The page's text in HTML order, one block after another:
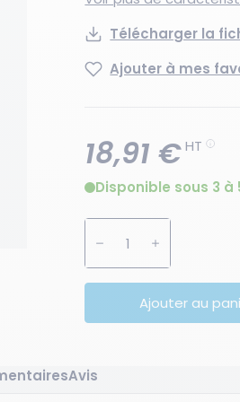
Télécharger la
Ajouter à mes
18,91 € HT
Disponible sous 3 à
Augmenter la
Ajouter au
Avis